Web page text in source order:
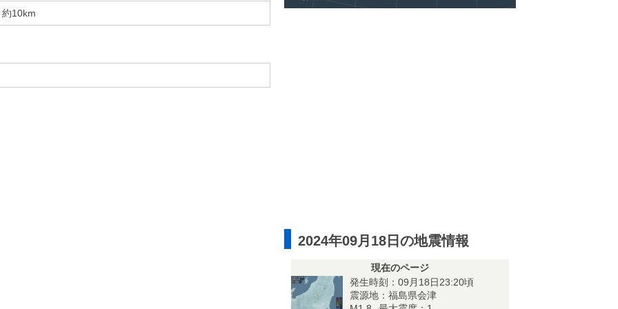
約10km
2024年09月18日の地震情報
現在のページ
発生時刻：09月18日23:20頃
震源地：福島県会津